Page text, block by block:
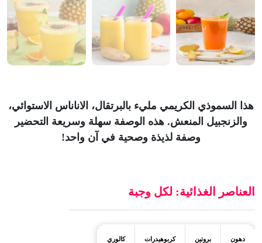
هذا السموذي الكريمي مليء بالبرتقال، الاناناس الاستوائي،
والزنجبيل المنعش. هذه الوصفة سهلة وسريعة التحضير
وصفة لذيذة وصحية في آن واحد!
العناصر الغذائية: لكل وجبة
دهون بروتين كربوهيدرات كالوري